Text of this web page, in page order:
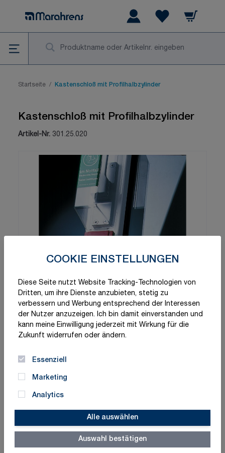
COOKIE EINSTELLUNGEN
Diese Seite nutzt Website Tracking-Technologien von
Dritten, um ihre Dienste anzubieten, stetig zu
verbessern und Werbung entsprechend der Interessen
der Nutzer anzuzeigen. Ich bin damit einverstanden und
kann meine Einwilligung jederzeit mit Wirkung für die
Zukunft widerrufen oder ändern.
Essenziell
Marketing
Analytics
Alle auswählen
Auswahl bestätigen
Warenkorb
Startseite / Kastenschloß mit Profilhalbzylinder
Kastenschloß mit Profilhalbzylinder
Artikel-Nr. 301.25.020
Schnelle Lieferung
Made in Germany
ISO-zertifizierte Qualität